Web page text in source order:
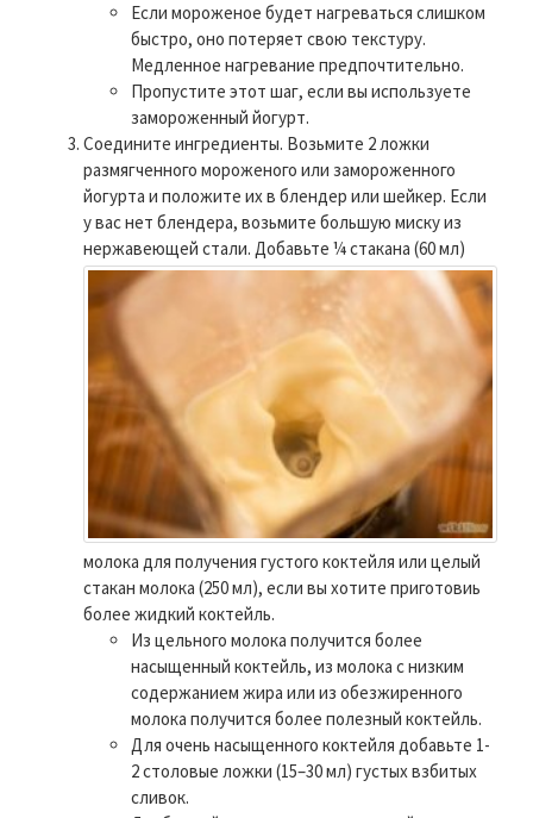
Если мороженое будет нагреваться слишком
быстро, оно потеряет свою текстуру.
Медленное нагревание предпочтительно.
Пропустите этот шаг, если вы используете
замороженный йогурт.
Соедините ингредиенты. Возьмите 2 ложки
размягченного мороженого или замороженного
йогурта и положите их в блендер или шейкер. Если
у вас нет блендера, возьмите большую миску из
нержавеющей стали. Добавьте ¼ стакана (60 мл)
молока для получения густого коктейля или целый
стакан молока (250 мл), если вы хотите приготовиь
более жидкий коктейль.
Из цельного молока получится более
насыщенный коктейль, из молока с низким
содержанием жира или из обезжиренного
молока получится более полезный коктейль.
Для очень насыщенного коктейля добавьте 1-
2 столовые ложки (15–30 мл) густых взбитых
сливок.